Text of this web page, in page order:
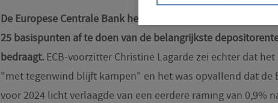
De Europese Centrale Bank heeft de rente voor de tweede
25 basispunten af te doen van de belangrijkste
bedraagt. ECB-voorzitter Christine Lagarde zei echter dat
"met tegenwind blijft kampen" en het was opvallend dat de
voor 2024 licht verlaagde van een eerdere raming van 0,9%